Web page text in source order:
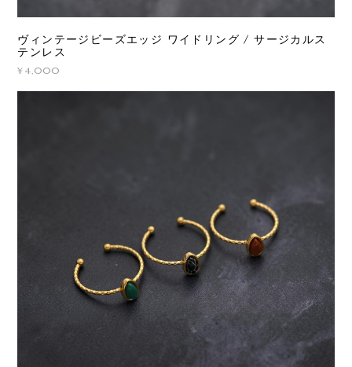
ヴィンテージビーズエッジ ワイドリング / サージカルス
テンレス
¥4,000